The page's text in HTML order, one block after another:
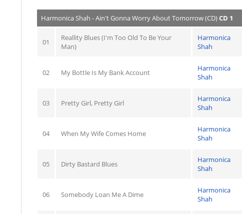
Harmonica Shah - Ain't Gonna Worry About Tomorrow (CD)CD 1
01
Reallity Blues (I'm Too Old To Be Your
Man)
Harmonica
Shah
02 My Bottle Is My Bank Account
Harmonica
Shah
03 Pretty Girl, Pretty Girl
Harmonica
Shah
04 When My Wife Comes Home
Harmonica
Shah
05 Dirty Bastard Blues
Harmonica
Shah
06 Somebody Loan Me A Dime
Harmonica
Shah